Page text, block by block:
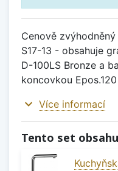
Cenově
S17-13 - obsahuje
D-100LS Bronze a
koncovkou
expand_more Více informací
Tento set